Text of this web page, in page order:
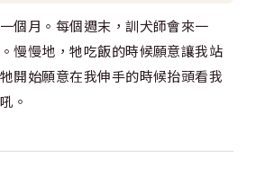
個月。每個週末，訓犬師會來一
慢慢地，牠吃飯的時候願意讓我站
開始願意在我伸手的時候抬頭看我
。